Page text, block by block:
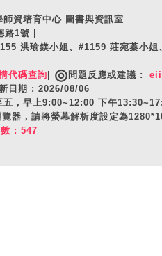
資培育中心 圖書與資訊室
路1號 |
洪瑜鎂小姐、#1159 莊宛蓁小姐
代碼查詢 ◎問題反應或建議 :
日期 : 2026/08/06
五，早上9:00~12:00 下午
器，請將螢幕解析度設定為
: 547